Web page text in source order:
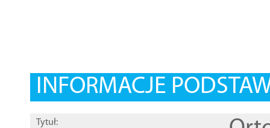
INFORMACJE
Tytuł: